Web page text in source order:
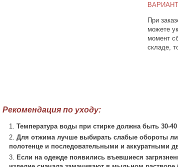
При
можете
момент
складе,
Рекомендация по уходу:
Температура воды при стирке должна быть 30-40
Для отжима лучше выбирать слабые обороты
полотенце и последовательными и аккуратными
Если на одежде появились въевшиеся